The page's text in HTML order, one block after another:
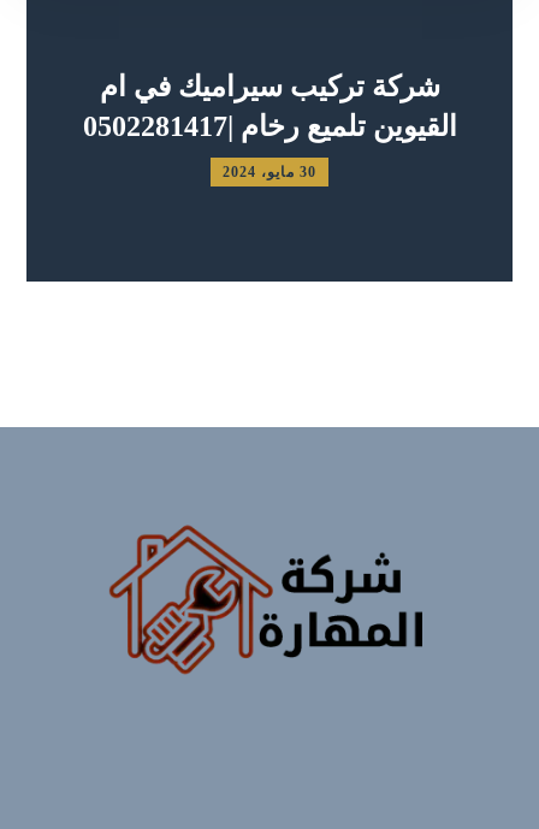
شركة تركيب سيراميك في ام
القيوين تلميع رخام |0502281417
30 مايو، 2024